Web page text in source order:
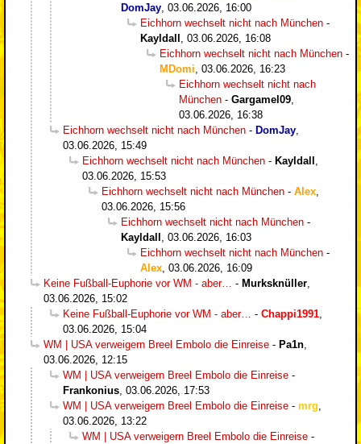
DomJay 03.06.2026, 16:00
Eichhorn wechselt nicht nach München -
Kayldall
03.06.2026, 16:08
Eichhorn wechselt nicht nach München -
MDomi 03.06.2026, 16:23
Eichhorn wechselt nicht nach
München - Gargamel09
03.06.2026, 16:38
Eichhorn wechselt nicht nach München - DomJay
03.06.2026, 15:49
Eichhorn wechselt nicht nach München - Kayldall
03.06.2026, 15:53
Eichhorn wechselt nicht nach München - Alex
03.06.2026, 15:56
Eichhorn wechselt nicht nach München -
Kayldall
03.06.2026, 16:03
Eichhorn wechselt nicht nach München -
Alex 03.06.2026, 16:09
Keine Fußball-Euphorie vor WM - aber…
- Murksknüller
03.06.2026, 15:02
Keine Fußball-Euphorie vor WM - aber…
- Chappi1991
03.06.2026, 15:04
WM | USA verweigern Breel Embolo die Einreise - Pa1n
03.06.2026, 12:15
WM | USA verweigern Breel Embolo die Einreise -
Frankonius 03.06.2026, 17:53
WM | USA verweigern Breel Embolo die Einreise - mrg
03.06.2026, 13:22
WM | USA verweigern Breel Embolo die Einreise -